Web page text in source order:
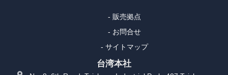
- 販売拠点
- お問合せ
- サイトマップ
台湾本社